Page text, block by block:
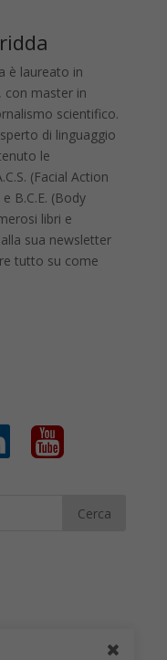
è laureato in
con master in
scientifico.
di linguaggio
le
(Facial Action
B.C.E. (Body
libri e
sua newsletter
tutto su come